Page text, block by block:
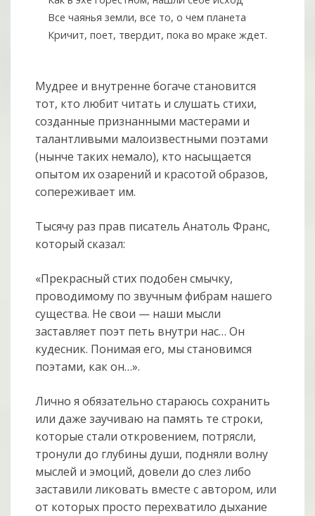
Все чаянья земли, все то, о чем планета
Кричит, поет, твердит, пока во мраке ждет.
Мудрее и внутренне богаче становится
тот, кто любит читать и слушать стихи,
созданные признанными мастерами и
талантливыми малоизвестными поэтами
(нынче таких немало), кто насыщается
опытом их озарений и красотой образов,
сопереживает им.
Тысячу раз прав писатель Анатоль Франс,
который сказал:
«Прекрасный стих подобен смычку,
проводимому по звучным фибрам нашего
существа. Не свои — наши мысли
заставляет поэт петь внутри нас… Он
кудесник. Понимая его, мы становимся
поэтами, как он…».
Лично я обязательно стараюсь сохранить
или даже заучиваю на память те строки,
которые стали откровением, потрясли,
тронули до глубины души, подняли волну
мыслей и эмоций, довели до слез либо
заставили ликовать вместе с автором, или
от которых просто перехватило дыхание